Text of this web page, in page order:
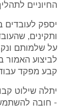
החיוניים
יספק לעובדים
ותקינים,
על שלמותם
קבע מפקד
יתלה שילוט
- חובה להשתמש